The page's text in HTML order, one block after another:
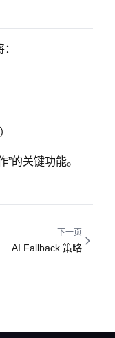
的关键功能。
下一页
AI Fallback 策略